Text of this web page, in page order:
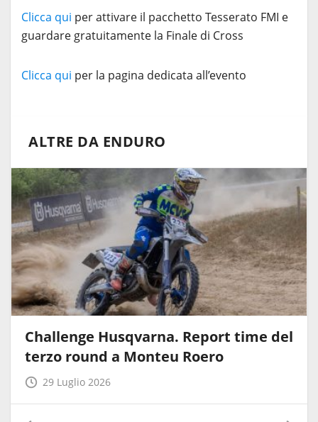
Clicca qui per attivare il pacchetto Tesserato FMI e
guardare gratuitamente la Finale di Cross
Clicca qui per la pagina dedicata all’evento
ALTRE DA ENDURO
Challenge Husqvarna. Report time del
terzo round a Monteu Roero
29 Luglio 2026